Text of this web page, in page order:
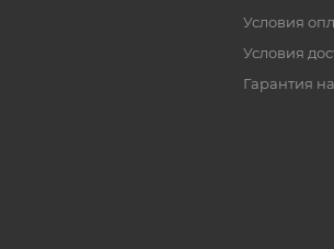
Условия
Условия
Гарантия